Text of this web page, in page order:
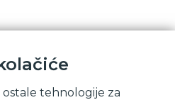
ostale tehnologije za